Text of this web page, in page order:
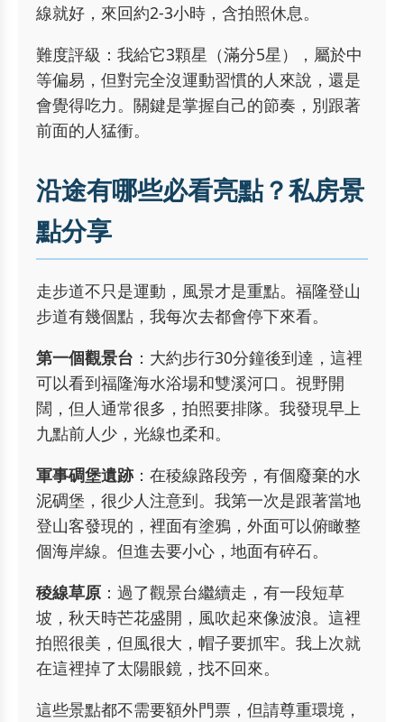
線就好，來回約2-3小時，含拍照休息。
難度評級：我給它3顆星（滿分5星），屬於中
等偏易，但對完全沒運動習慣的人來說，還是
會覺得吃力。關鍵是掌握自己的節奏，別跟著
前面的人猛衝。
沿途有哪些必看亮點？私房景
點分享
走步道不只是運動，風景才是重點。福隆登山
步道有幾個點，我每次去都會停下來看。
第一個觀景台 ：大約步行30分鐘後到達，這裡
可以看到福隆海水浴場和雙溪河口。視野開
闊，但人通常很多，拍照要排隊。我發現早上
九點前人少，光線也柔和。
軍事碉堡遺跡：在稜線路段旁，有個廢棄的水
泥碉堡，很少人注意到。我第一次是跟著當地
登山客發現的，裡面有塗鴉，外面可以俯瞰整
個海岸線。但進去要小心，地面有碎石。
稜線草原 ：過了觀景台繼續走，有一段短草
坡，秋天時芒花盛開，風吹起來像波浪。這裡
拍照很美，但風很大，帽子要抓牢。我上次就
在這裡掉了太陽眼鏡，找不回來。
這些景點都不需要額外門票，但請尊重環境，